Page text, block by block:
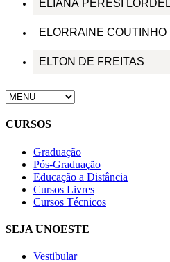
ELIANA PERESI
ELORRAINE
ELTON DE FREITAS
CURSOS
Graduação
Pós-Graduação
Educação a Distância
Cursos Livres
Cursos Técnicos
SEJA UNOESTE
Vestibular